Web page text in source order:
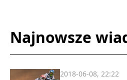
Najnowsze
2018-06-08, 22:22